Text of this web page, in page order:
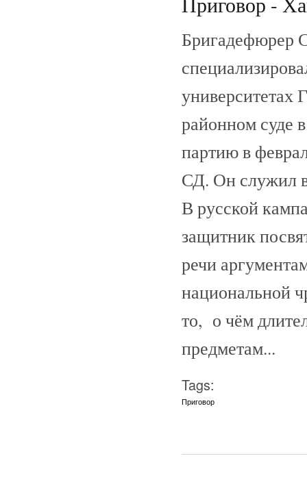
Бригадефюрер
университетах
районном суде
партию в
СД. Он служил
В русской
защитник
речи
национальной
то, о чём
предметам...
Tags:
Приговор